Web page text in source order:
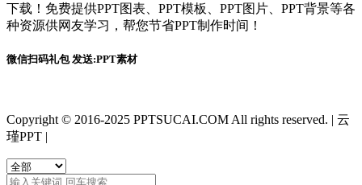
下载！免费提供PPT图表、PPT模板、PPT图片、PPT背景等各
种资源供网友学习，帮您节省PPT制作时间！
微信扫码礼包 发送:PPT素材
Copyright © 2016-2025 PPTSUCAI.COM All rights reserved. | 云
瑾PPT |